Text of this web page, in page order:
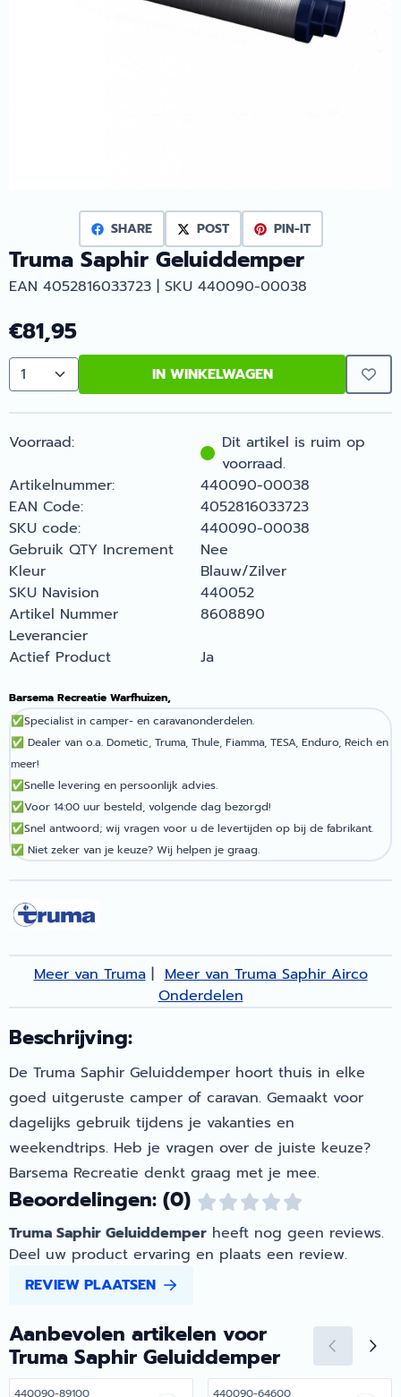
SHARE POST PIN-IT
Truma Saphir Geluiddemper
EAN 4052816033723 | SKU 440090-00038
€81,95
Aantal IN WINKELWAGEN
Voorraad:
Dit artikel is ruim op
voorraad.
Artikelnummer:
440090-00038
EAN Code:
4052816033723
SKU code:
440090-00038
Gebruik QTY Increment
Nee
Kleur
Blauw/Zilver
SKU Navision
440052
Artikel Nummer
Leverancier
8608890
Actief Product
Ja
Barsema Recreatie Warfhuizen,
✅Specialist in camper- en caravanonderdelen.
✅ Dealer van o.a. Dometic, Truma, Thule, Fiamma, TESA, Enduro, Reich en
meer!
✅Snelle levering en persoonlijk advies.
✅Voor 14:00 uur besteld, volgende dag bezorgd!
✅Snel antwoord; wij vragen voor u de levertijden op bij de fabrikant.
✅ Niet zeker van je keuze? Wij helpen je graag.
Meer van Truma|Meer van Truma Saphir Airco
Onderdelen
Beschrijving:
De Truma Saphir Geluiddemper hoort thuis in elke
goed uitgeruste camper of caravan. Gemaakt voor
dagelijks gebruik tijdens je vakanties en
weekendtrips. Heb je vragen over de juiste keuze?
Barsema Recreatie denkt graag met je mee.
Beoordelingen: (0)
Truma Saphir Geluiddemper heeft nog geen reviews.
Deel uw product ervaring en plaats een review.
REVIEW PLAATSEN
Aanbevolen artikelen voor
Truma Saphir Geluiddemper
Artikelnummer
440090-89100 Artikelnummer
440090-64600